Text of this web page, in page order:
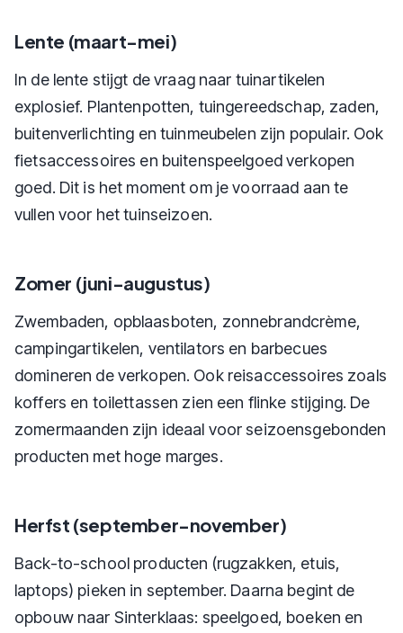
Lente (maart-mei)
In de lente stijgt de vraag naar tuinartikelen
explosief. Plantenpotten, tuingereedschap, zaden,
buitenverlichting en tuinmeubelen zijn populair. Ook
fietsaccessoires en buitenspeelgoed verkopen
goed. Dit is het moment om je voorraad aan te
vullen voor het tuinseizoen.
Zomer (juni-augustus)
Zwembaden, opblaasboten, zonnebrandcrème,
campingartikelen, ventilators en barbecues
domineren de verkopen. Ook reisaccessoires zoals
koffers en toilettassen zien een flinke stijging. De
zomermaanden zijn ideaal voor seizoensgebonden
producten met hoge marges.
Herfst (september-november)
Back-to-school producten (rugzakken, etuis,
laptops) pieken in september. Daarna begint de
opbouw naar Sinterklaas: speelgoed, boeken en